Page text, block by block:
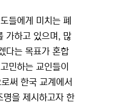
들에게 미치는 폐
가하고 있으며, 많
다는 목표가 혼합
민하는 교인들이
써 한국 교계에서
명을 제시하고자 한